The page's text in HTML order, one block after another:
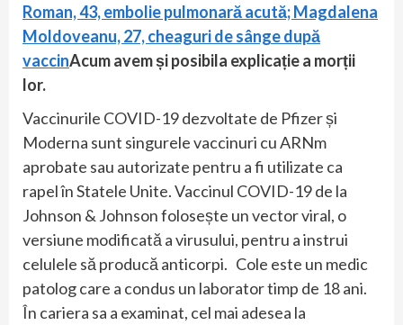
Roman, 43, embolie pulmonară acută; Magdalena
Moldoveanu, 27, cheaguri de sânge după
vaccinAcum avem și posibila explicație a morții
lor.
Vaccinurile COVID-19 dezvoltate de Pfizer și
Moderna sunt singurele vaccinuri cu ARNm
aprobate sau autorizate pentru a fi utilizate ca
rapel în Statele Unite. Vaccinul COVID-19 de la
Johnson & Johnson folosește un vector viral, o
versiune modificată a virusului, pentru a instrui
celulele să producă anticorpi. Cole este un medic
patolog care a condus un laborator timp de 18 ani.
În cariera sa a examinat, cel mai adesea la